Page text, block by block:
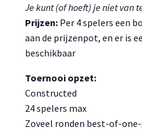
Je kunt (of hoeft) je niet van
Prijzen: Per 4 spelers een
aan de prijzenpot, en er is
beschikbaar
Toernooi opzet:
Constructed
24 spelers max
Zoveel ronden best-of-